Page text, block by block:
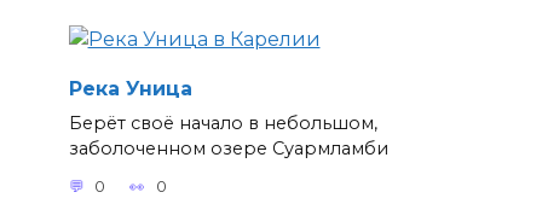
Река Уница
Берёт своё начало в небольшом,
заболоченном озере Суармламби
0 0